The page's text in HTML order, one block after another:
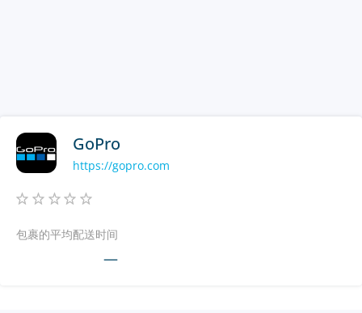
GoPro
https://gopro.com
包裹的平均配送时间
—